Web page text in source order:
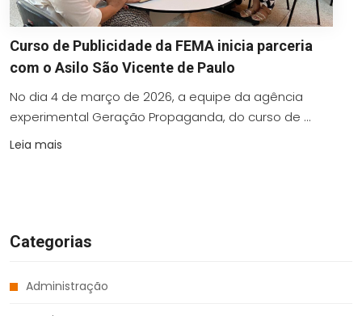
Curso de Publicidade da FEMA inicia parceria
com o Asilo São Vicente de Paulo
No dia 4 de março de 2026, a equipe da agência
experimental Geração Propaganda, do curso de ...
Leia mais
Categorias
Administração